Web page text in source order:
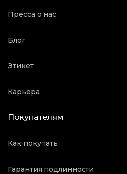
Пресса о нас
Блог
Этикет
Карьера
Покупателям
Как покупать
Гарантия подлинности